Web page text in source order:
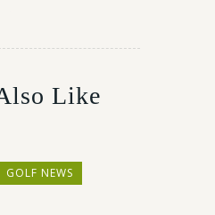
Like
GOLF NEWS